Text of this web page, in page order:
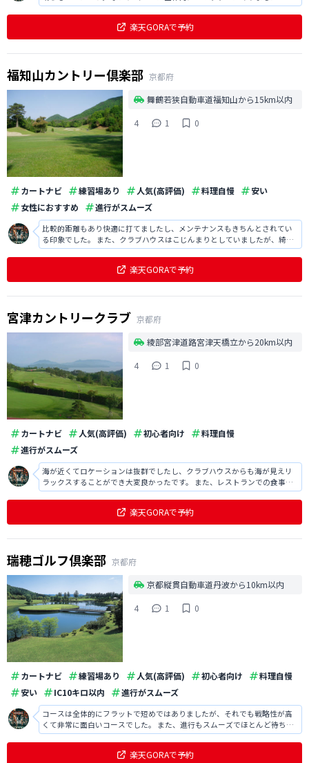
レイアウトは多彩で面白かったです。
楽天GORAで予約
福知山カントリー倶楽部 京都府
舞鶴若狭自動車道福知山から15km以内
4
1 0
カートナビ 練習場あり 人気(高評価) 料理自慢
安い
女性におすすめ
進行がスムーズ
比較的距離もあり快適に打てましたし、メンテナンスもきちんとされてい
る印象でした。 また、クラブハウスはこじんまりとしていましたが、綺麗
で居心地が良かったですし、食事のメニューが豊富で満足でした。
楽天GORAで予約
宮津カントリークラブ 京都府
綾部宮津道路宮津天橋立から20km以内
4
1 0
カートナビ 人気(高評価) 初心者向け
料理自慢
進行がスムーズ
海が近くてロケーションは抜群でしたし、クラブハウスからも海が見えリ
ラックスすることができ大変良かったです。 また、レストランでの食事も
新鮮なお魚が非常に美味しかったです。
楽天GORAで予約
瑞穂ゴルフ倶楽部 京都府
京都縦貫自動車道丹波から10km以内
4
1 0
カートナビ 練習場あり 人気(高評価) 初心者向け
料理自慢
安い
IC10キロ以内 進行がスムーズ
コースは全体的にフラットで短めではありましたが、それでも戦略性が高
くて非常に面白いコースでした。 また、進行もスムーズでほとんど待ち時
間もなかったので、ストレスなくラウンドでき満足です。
楽天GORAで予約